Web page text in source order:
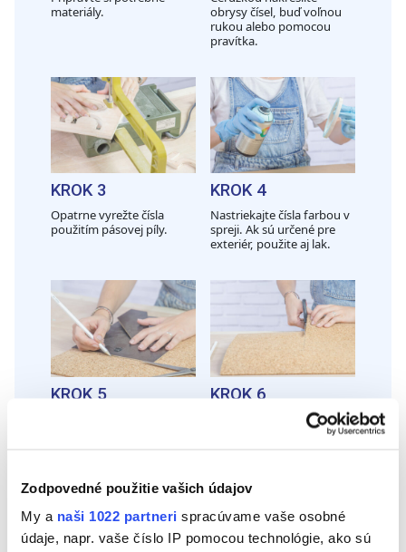
Zodpovedné použitie vašich údajov
My a naši 1022 partneri spracúvame vaše osobné
údaje, napr. vaše číslo IP pomocou technológie, ako sú
materiály.
obrysy čísel, buď voľnou
rukou alebo pomocou
pravítka.
KROK 3
Opatrne vyrežte čísla
použitím pásovej píly.
KROK 4
Nastriekajte čísla farbou v
spreji. Ak sú určené pre
exteriér, použite aj lak.
KROK 5 KROK 6
Odstrihnite nožnicami
označený kus korku.